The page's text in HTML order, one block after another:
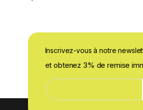
Inscrivez-vous à notre
et obtenez 3% de remise
-
m
E
-
m